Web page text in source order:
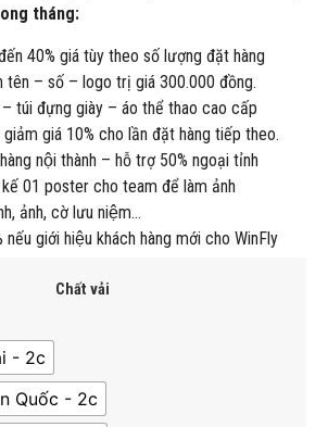
tháng:
40% giá tùy theo số lượng đặt hàng
tên – số – logo trị giá 300.000 đồng.
túi đựng giày – áo thể thao cao cấp
giá 10% cho lần đặt hàng tiếp theo.
nội thành – hỗ trợ 50% ngoại tỉnh
01 poster cho team để làm ảnh
ảnh, cờ lưu niệm…
nếu giới hiệu khách hàng mới cho WinFly
Chất vải
- 2c
Quốc - 2c